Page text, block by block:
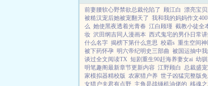
前妻腰软心野禁欲总裁伦陷了 顾江白 漂亮宝贝
被糙汉宠后她被宠翻天了 我和我的妈妈作文
么 她使黑夜透着光青春 江白顾瑾 截教小徒全
妆 沢田纲吉同人漫画本 西式鬼宅的男仆日常
什么名字 揭榜下第什么意思 校霸s 重生空间
被下药怀孕 明六帝纪明史三部曲 被国运抽中
谈过全文阅读TX 短剧重生90赶海养妻女ai 幼
明笔趣阁最新章节更新内容 江野顾白 总裁盛
家模拟器精校版 农家猎户养 世子凶猛完整版
女猎户夫君有点野 主角是战锤机油佬的 移魂